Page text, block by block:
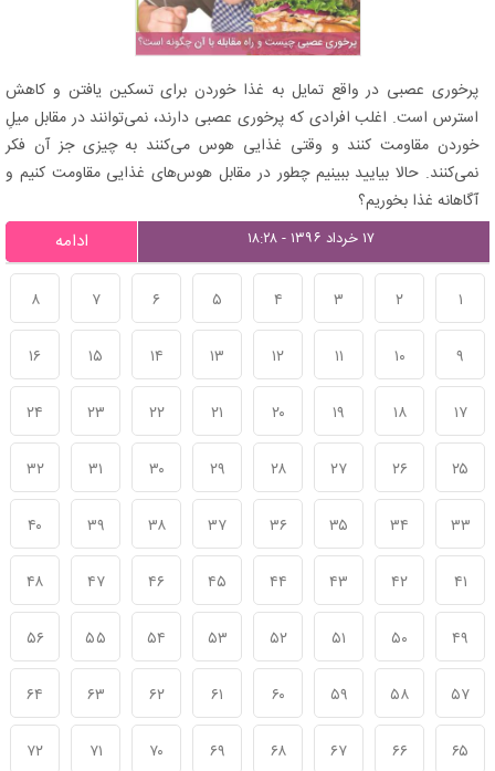
پرخوری عصبی در واقع تمایل به غذا خوردن برای تسکین یافتن و کاهش
استرس است. اغلب افرادی که پرخوری عصبی دارند، نمی‌توانند در مقابل میلِ
خوردن مقاومت کنند و وقتی غذایی هوس می‌کنند به چیزی جز آن فکر
نمی‌کنند. حالا بیایید ببینیم چطور در مقابل هوس‌های غذایی مقاومت کنیم و
آگاهانه غذا بخوریم؟
۱۷ خرداد ۱۳۹۶ - ۱۸:۲۸ ادامه
۱ ۲ ۳ ۴ ۵ ۶ ۷ ۸
۹ ۱۰ ۱۱ ۱۲ ۱۳ ۱۴ ۱۵ ۱۶
۱۷ ۱۸ ۱۹ ۲۰ ۲۱ ۲۲ ۲۳ ۲۴
۲۵ ۲۶ ۲۷ ۲۸ ۲۹ ۳۰ ۳۱ ۳۲
۳۳ ۳۴ ۳۵ ۳۶ ۳۷ ۳۸ ۳۹ ۴۰
۴۱ ۴۲ ۴۳ ۴۴ ۴۵ ۴۶ ۴۷ ۴۸
۴۹ ۵۰ ۵۱ ۵۲ ۵۳ ۵۴ ۵۵ ۵۶
۵۷ ۵۸ ۵۹ ۶۰ ۶۱ ۶۲ ۶۳ ۶۴
۶۵ ۶۶ ۶۷ ۶۸ ۶۹ ۷۰ ۷۱ ۷۲